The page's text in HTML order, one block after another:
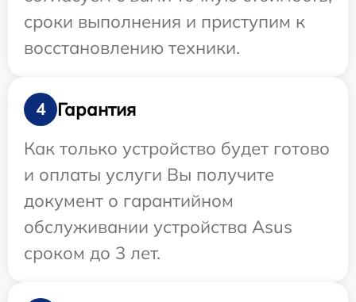
сроки выполнения и приступим к
восстановлению техники.
4
Гарантия
Как только устройство будет готово
и оплаты услуги Вы получите
документ о гарантийном
обслуживании устройства Asus
сроком до 3 лет.